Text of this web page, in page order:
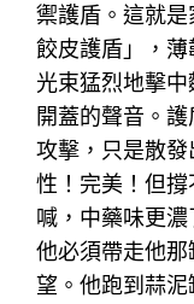
禦護盾。這就
餃皮護盾」，
光束猛烈地擊
開蓋的聲音。
攻擊，只是散
性！完美！但
喊，中藥味更濃
他必須帶走他
望。他跑到蒜